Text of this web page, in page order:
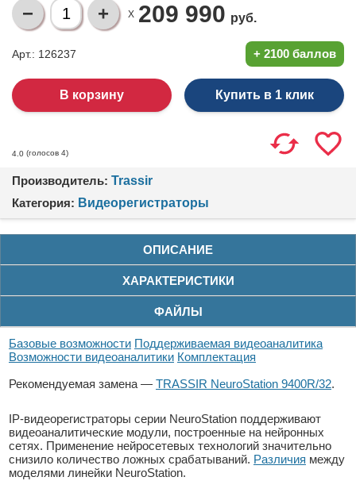
X 209 990 руб.
Арт.: 126237 + 2100 баллов
Купить в 1 клик
4.0 (голосов 4)
Производитель: Trassir
Категория: Видеорегистраторы
ОПИСАНИЕ
ХАРАКТЕРИСТИКИ
ФАЙЛЫ
Базовые возможности Поддерживаемая видеоаналитика
Возможности видеоаналитики Комплектация
Рекомендуемая замена — TRASSIR NeuroStation 9400R/32.
IP-видеорегистраторы серии NeuroStation поддерживают
видеоаналитические модули, построенные на нейронных
сетях. Применение нейросетевых технологий значительно
снизило количество ложных срабатываний. Различия между
моделями линейки NeuroStation.